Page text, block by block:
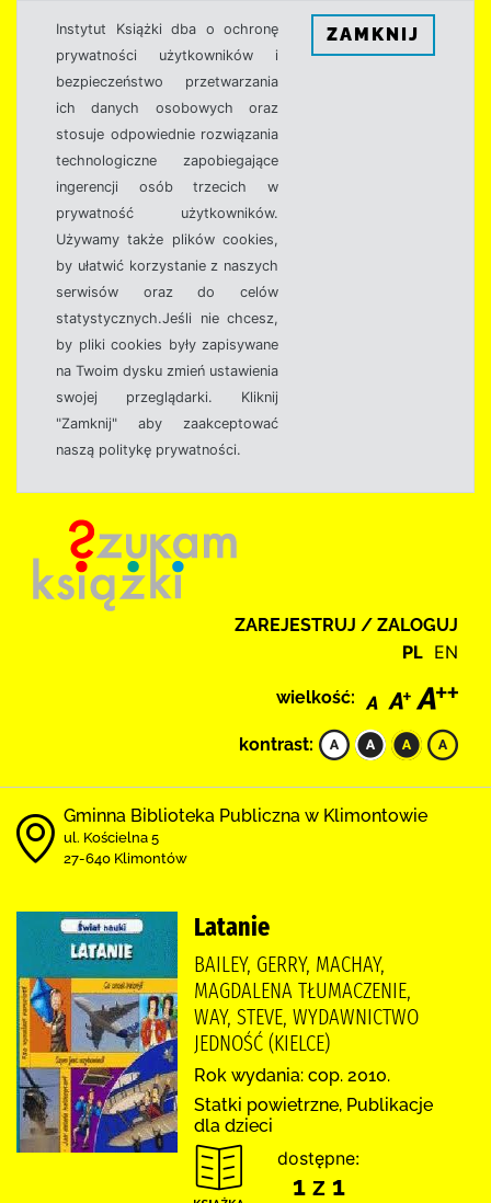
Instytut Książki dba o ochronę
prywatności użytkowników i
bezpieczeństwo przetwarzania
ich danych osobowych oraz
stosuje odpowiednie rozwiązania
technologiczne zapobiegające
ingerencji osób trzecich w
prywatność użytkowników.
Używamy także plików cookies,
by ułatwić korzystanie z naszych
serwisów oraz do celów
statystycznych.Jeśli nie chcesz,
by pliki cookies były zapisywane
na Twoim dysku zmień ustawienia
swojej przeglądarki. Kliknij
"Zamknij" aby zaakceptować
naszą politykę prywatności.
ZAMKNIJ
ZAREJESTRUJ / ZALOGUJ
PL EN
wielkość:
kontrast:
Gminna Biblioteka Publiczna w Klimontowie
ul. Kościelna 5
27-640 Klimontów
Latanie
BAILEY, GERRY, MACHAY,
MAGDALENA TŁUMACZENIE,
WAY, STEVE, WYDAWNICTWO
JEDNOŚĆ (KIELCE)
Rok wydania: cop. 2010.
Statki powietrzne, Publikacje
dla dzieci
dostępne:
1 z 1